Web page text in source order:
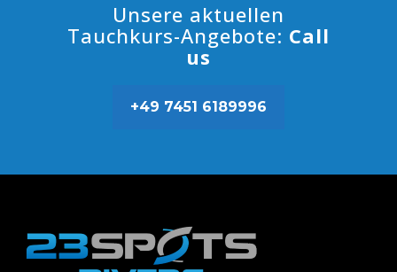
Unsere aktuellen
Tauchkurs-Angebote: Call
us
+49 7451 6189996